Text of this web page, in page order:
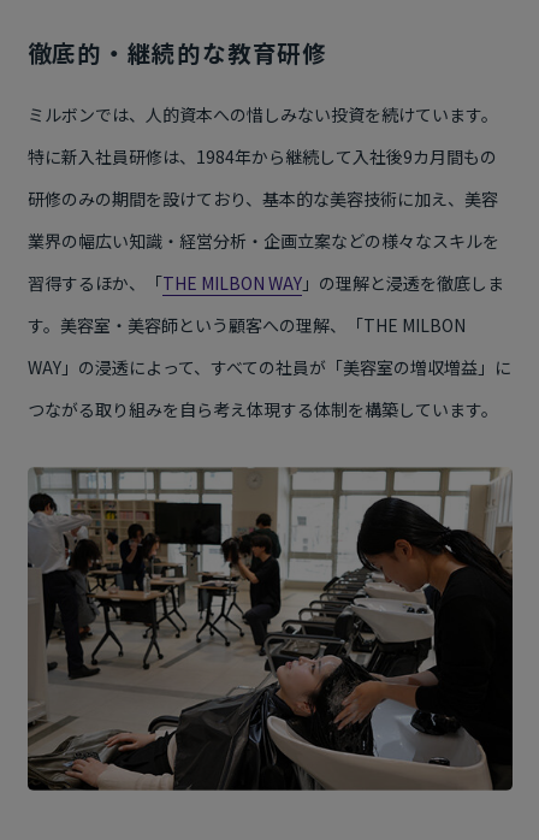
徹底的・継続的な教育研修
ミルボンでは、人的資本への惜しみない投資を続けています。
特に新入社員研修は、1984年から継続して入社後9カ月間もの
研修のみの期間を設けており、基本的な美容技術に加え、美容
業界の幅広い知識・経営分析・企画立案などの様々なスキルを
習得するほか、「THE MILBON WAY」の理解と浸透を徹底しま
す。美容室・美容師という顧客への理解、「THE MILBON
WAY」の浸透によって、すべての社員が「美容室の増収増益」に
つながる取り組みを自ら考え体現する体制を構築しています。